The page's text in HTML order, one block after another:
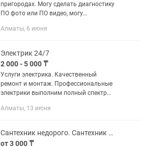
пригородах. Могу сделать диагностику
ПО фото или ПО видео, могу
дальнейшие действие(самоучкам).
Алматы, 6 июня
Электрик 24/7
2 000 - 5 000 ₸
Услуги электрика. Качественный
ремонт и монтаж. Профессиональные
электрики выполним полный спектр
доме или офисе. Что мы делаем:
Алматы, 13 июня
Сантехник недорого. Сантехник частник с 8 летним стажем
от 3 000 ₸